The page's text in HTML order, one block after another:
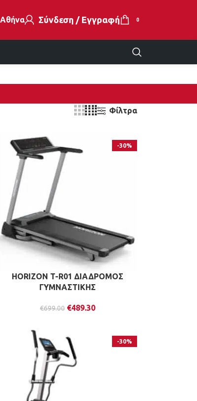
Αθήνα Σύνδεση / Εγγραφή 0
Φίλτρα
-30%
HORIZON T-R01 ΔΙΑΔΡΟΜΟΣ
ΓΥΜΝΑΣΤΙΚΗΣ
€699.00 €489.30
-30%